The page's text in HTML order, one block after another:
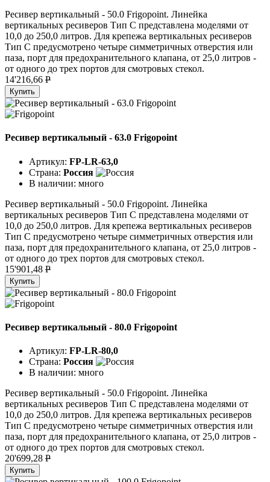
Ресивер вертикальный - 50.0 Frigopoint. Линейка
вертикальных ресиверов Тип C представлена моделями от
10,0 до 250,0 литров. Для крепежа вертикальных ресиверов
Тип C предусмотрено четыре симметричных отверстия или
паза, порт для предохранительного клапана, от 25,0 литров -
от одного до трех портов для смотровых стекол.
14'216,66 P
Купить
Ресивер вертикальный - 63.0 Frigopoint
Артикул: FP-LR-63,0
Страна: Россия
В наличии: много
Ресивер вертикальный - 50.0 Frigopoint. Линейка
вертикальных ресиверов Тип C представлена моделями от
10,0 до 250,0 литров. Для крепежа вертикальных ресиверов
Тип C предусмотрено четыре симметричных отверстия или
паза, порт для предохранительного клапана, от 25,0 литров -
от одного до трех портов для смотровых стекол.
15'901,48 P
Купить
Ресивер вертикальный - 80.0 Frigopoint
Артикул: FP-LR-80,0
Страна: Россия
В наличии: много
Ресивер вертикальный - 50.0 Frigopoint. Линейка
вертикальных ресиверов Тип C представлена моделями от
10,0 до 250,0 литров. Для крепежа вертикальных ресиверов
Тип C предусмотрено четыре симметричных отверстия или
паза, порт для предохранительного клапана, от 25,0 литров -
от одного до трех портов для смотровых стекол.
20'699,28 P
Купить